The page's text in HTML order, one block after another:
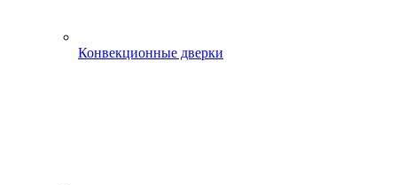
Конвекционные дверки